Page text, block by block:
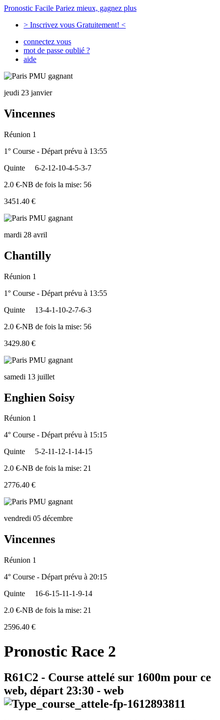
Pronostic Facile Pariez mieux, gagnez plus
> Inscrivez vous Gratuitement! <
connectez vous
mot de passe oublié ?
aide
jeudi 23 janvier
Vincennes
Réunion 1
1° Course - Départ prévu à 13:55
Quinte
6-2-12-10-4-5-3-7
2.0 €-NB de fois la mise: 56
3451.40 €
mardi 28 avril
Chantilly
Réunion 1
1° Course - Départ prévu à 13:55
Quinte
13-4-1-10-2-7-6-3
2.0 €-NB de fois la mise: 56
3429.80 €
samedi 13 juillet
Enghien Soisy
Réunion 1
4° Course - Départ prévu à 15:15
Quinte
5-2-11-12-1-14-15
2.0 €-NB de fois la mise: 21
2776.40 €
vendredi 05 décembre
Vincennes
Réunion 1
4° Course - Départ prévu à 20:15
Quinte
16-6-15-11-1-9-14
2.0 €-NB de fois la mise: 21
2596.40 €
Pronostic Race 2
R61C2 - Course attelé sur 1600m pour ce
web, départ 23:30 - web